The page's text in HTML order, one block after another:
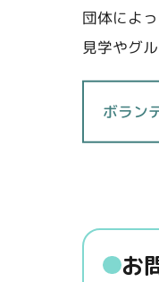
団体によ
見学やグ
ボラン
お